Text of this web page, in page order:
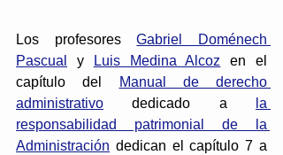
Los profesores Gabriel Doménech
Pascual
y Luis Medina Alcoz
en el
capítulo del
Manual de derecho
administrativo dedicado a
la
responsabilidad patrimonial de la
Administración dedican el capítulo 7 a